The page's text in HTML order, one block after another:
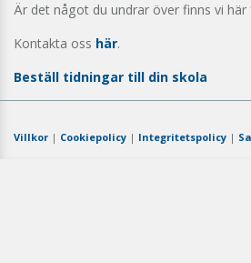
Är det något du undrar över finns vi
Kontakta oss här.
Beställ tidningar till din skola
Villkor | Cookiepolicy | Integritetspolicy |